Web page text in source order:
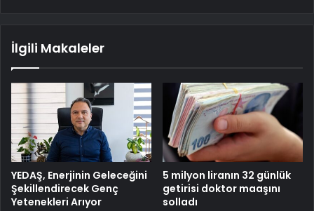
İlgili Makaleler
YEDAŞ, Enerjinin Geleceğini
Şekillendirecek Genç
Yetenekleri Arıyor
5 milyon liranın 32 günlük
getirisi doktor maaşını
solladı